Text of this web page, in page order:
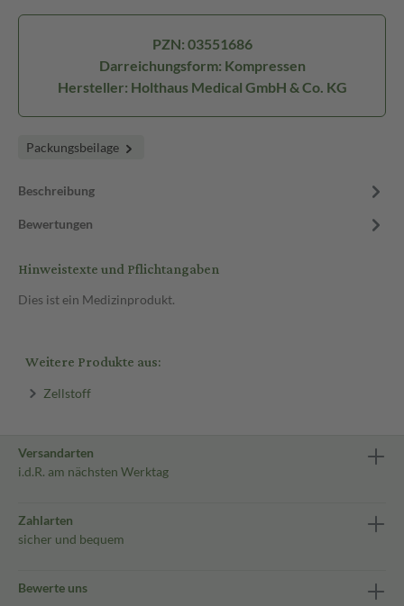
PZN: 03551686
Darreichungsform: Kompressen
Hersteller: Holthaus Medical GmbH & Co. KG
Packungsbeilage
Beschreibung
Bewertungen
Hinweistexte und Pflichtangaben
Dies ist ein Medizinprodukt.
Weitere Produkte aus:
Zellstoff
Versandarten
i.d.R. am nächsten Werktag
Zahlarten
sicher und bequem
Bewerte uns